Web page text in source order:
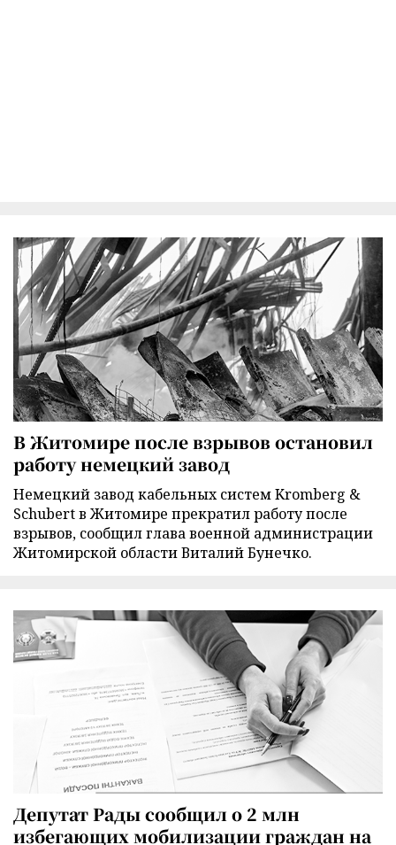
В Житомире после взрывов остановил
работу немецкий завод
Немецкий завод кабельных систем Kromberg &
Schubert в Житомире прекратил работу после
взрывов, сообщил глава военной администрации
Житомирской области Виталий Бунечко.
Депутат Рады сообщил о 2 млн
избегающих мобилизации граждан на